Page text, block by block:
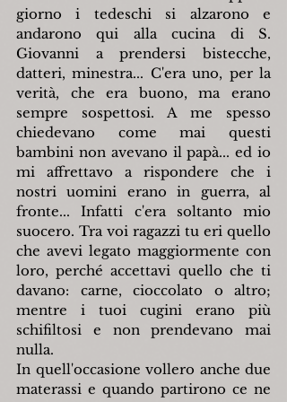
giorno i tedeschi si alzarono e
andarono qui alla cucina di S.
Giovanni a prendersi bistecche,
datteri, minestra... C'era uno, per la
verità, che era buono, ma erano
sempre sospettosi. A me spesso
chiedevano come mai questi
bambini non avevano il papà... ed io
mi affrettavo a rispondere che i
nostri uomini erano in guerra, al
fronte... Infatti c'era soltanto mio
suocero. Tra voi ragazzi tu eri quello
che avevi legato maggiormente con
loro, perché accettavi quello che ti
davano: carne, cioccolato o altro;
mentre i tuoi cugini erano più
schifiltosi e non prendevano mai
nulla.
In quell'occasione vollero anche due
materassi e quando partirono ce ne